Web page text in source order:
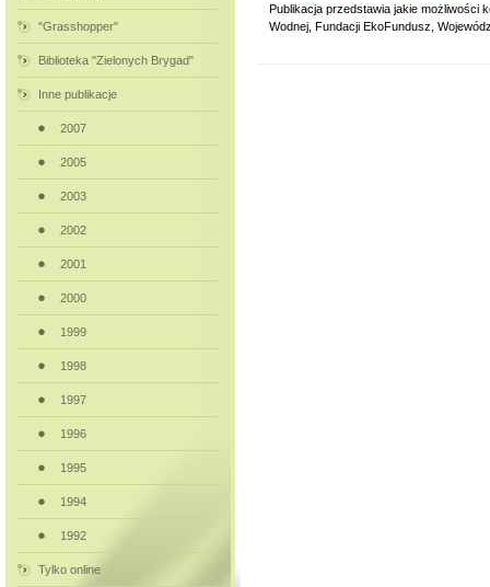
"Grasshopper"
Biblioteka "Zielonych Brygad"
Inne publikacje
2007
2005
2003
2002
2001
2000
1999
1998
1997
1996
1995
1994
1992
Tylko online
Publikacja przedstawia jakie możliwości
Wodnej, Fundacji EkoFundusz,